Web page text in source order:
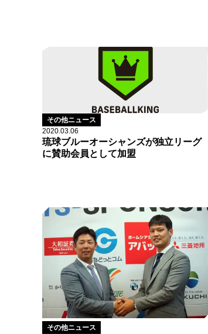
その他ニュース
2020.03.06
琉球ブルーオーシャンズが独立リーグ
に賛助会員として加盟
その他ニュース